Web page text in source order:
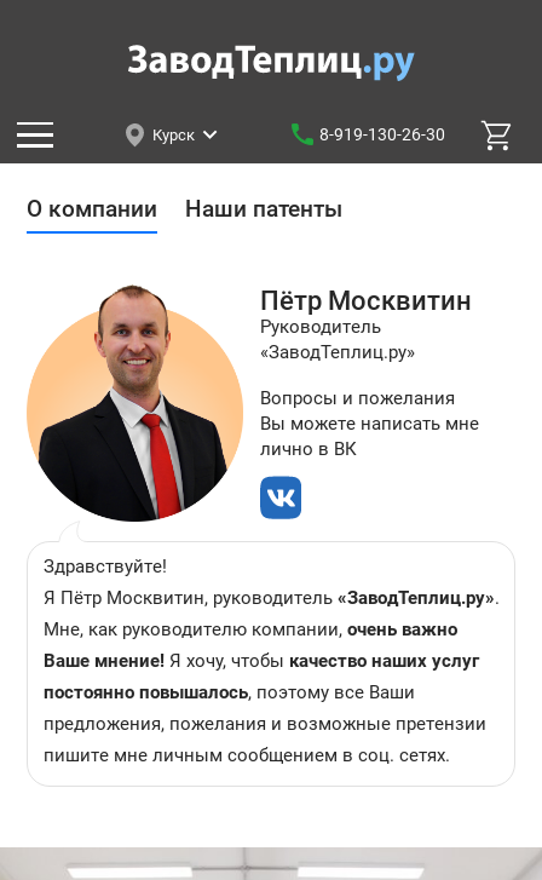
Курск 8-919-130-26-30
О компании Наши патенты
ПётрМосквитин
Руководитель
«ЗаводТеплиц.ру»
Вопросы и пожелания
Вы можете написать мне
лично в ВК
Здравствуйте!
Я Пётр Москвитин, руководитель «ЗаводТеплиц.ру».
Мне, как руководителю компании, очень важно
Ваше мнение! Я хочу, чтобы качество наших услуг
постоянно повышалось, поэтому все Ваши
предложения, пожелания и возможные претензии
пишите мне личным сообщением в соц. сетях.